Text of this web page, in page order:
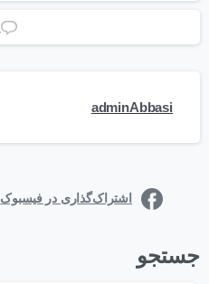
adminAbbasi
اشتراک‌گذاری در فیسبوک
جستجو